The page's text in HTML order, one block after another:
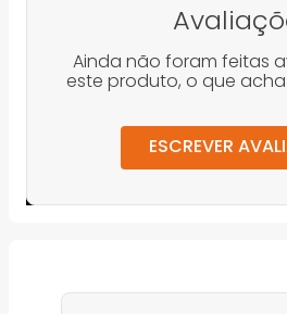
Ainda não foram feitas
este produto, o que
ESCREVER